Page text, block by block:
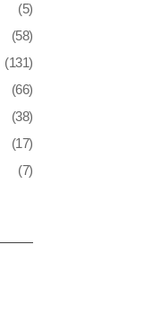
(5)
(58)
(131)
(66)
(38)
(17)
(7)